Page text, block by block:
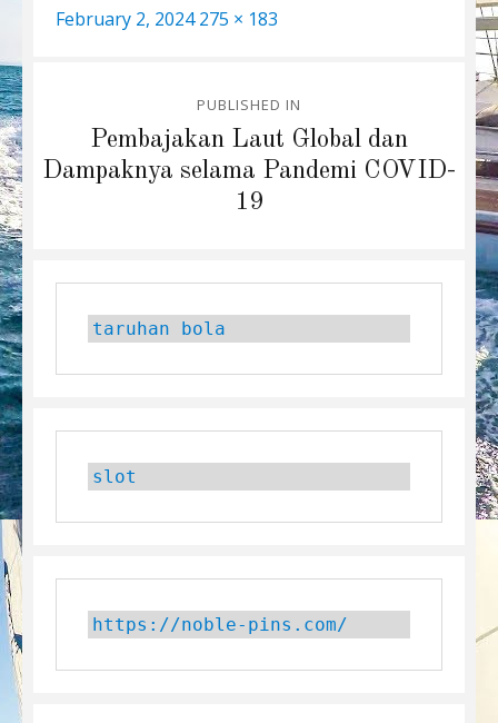
Posted
February 2, 2024 Full
275 × 183
navigation
PUBLISHED IN
Pembajakan Laut Global dan
Dampaknya selama Pandemi COVID-
19
taruhan bola
slot
https://noble-pins.com/